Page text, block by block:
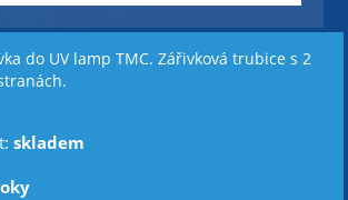
do UV lamp TMC. Zářivková trubice s 2
skladem